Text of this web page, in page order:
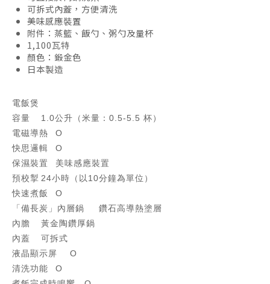
可拆式內蓋，方便清洗
美味感應裝置
附件：蒸籃、飯勺、粥勺及量杯
1,100瓦特
顏色：鍛金色
日本製造
電飯煲
容量
1.0公升（米量：0.5-5.5 杯）
電磁導熱
O
快思邏輯
O
保濕裝置
美味感應裝置
預校掣 24小時（以10分鐘為單位）
快速煮飯
O
「備長炭」內層鍋
鑽石高導熱塗層
內膽
黃金陶鑽厚鍋
內蓋
可拆式
液晶顯示屏
O
清洗功能
O